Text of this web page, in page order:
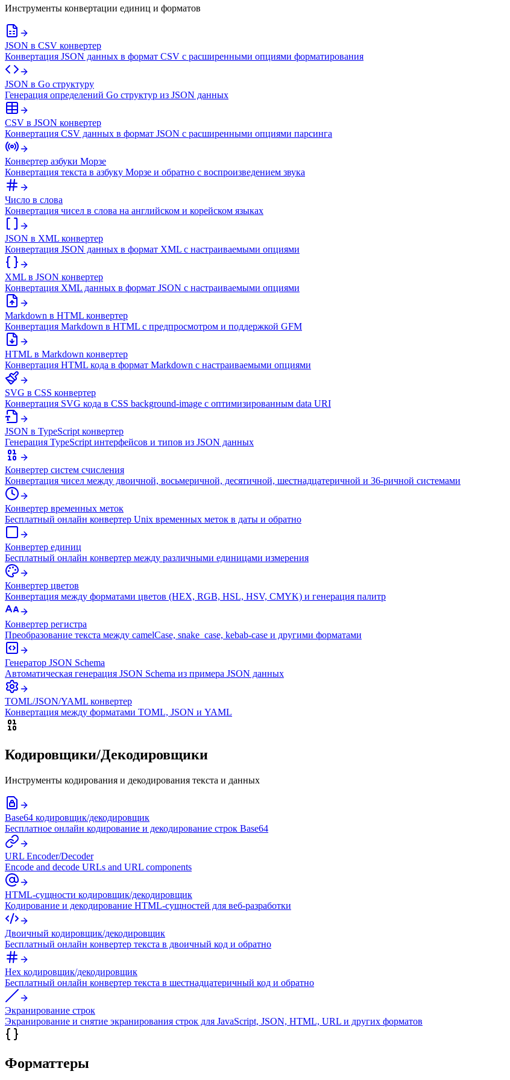
Инструменты конвертации единиц и форматов
JSON в CSV конвертер
Конвертация JSON данных в формат CSV с расширенными опциями форматирования
JSON в Go структуру
Генерация определений Go структур из JSON данных
CSV в JSON конвертер
Конвертация CSV данных в формат JSON с расширенными опциями парсинга
Конвертер азбуки Морзе
Конвертация текста в азбуку Морзе и обратно с воспроизведением звука
Число в слова
Конвертация чисел в слова на английском и корейском языках
JSON в XML конвертер
Конвертация JSON данных в формат XML с настраиваемыми опциями
XML в JSON конвертер
Конвертация XML данных в формат JSON с настраиваемыми опциями
Markdown в HTML конвертер
Конвертация Markdown в HTML с предпросмотром и поддержкой GFM
HTML в Markdown конвертер
Конвертация HTML кода в формат Markdown с настраиваемыми опциями
SVG в CSS конвертер
Конвертация SVG кода в CSS background-image с оптимизированным data URI
JSON в TypeScript конвертер
Генерация TypeScript интерфейсов и типов из JSON данных
Конвертер систем счисления
Конвертация чисел между двоичной, восьмеричной, десятичной, шестнадцатеричной и 36-ричной системами
Конвертер временных меток
Бесплатный онлайн конвертер Unix временных меток в даты и обратно
Конвертер единиц
Бесплатный онлайн конвертер между различными единицами измерения
Конвертер цветов
Конвертация между форматами цветов (HEX, RGB, HSL, HSV, CMYK) и генерация палитр
Конвертер регистра
Преобразование текста между camelCase, snake_case, kebab-case и другими форматами
Генератор JSON Schema
Автоматическая генерация JSON Schema из примера JSON данных
TOML/JSON/YAML конвертер
Конвертация между форматами TOML, JSON и YAML
Кодировщики/Декодировщики
Инструменты кодирования и декодирования текста и данных
Base64 кодировщик/декодировщик
Бесплатное онлайн кодирование и декодирование строк Base64
URL Encoder/Decoder
Encode and decode URLs and URL components
HTML-сущности кодировщик/декодировщик
Кодирование и декодирование HTML-сущностей для веб-разработки
Двоичный кодировщик/декодировщик
Бесплатный онлайн конвертер текста в двоичный код и обратно
Hex кодировщик/декодировщик
Бесплатный онлайн конвертер текста в шестнадцатеричный код и обратно
Экранирование строк
Экранирование и снятие экранирования строк для JavaScript, JSON, HTML, URL и других форматов
Форматтеры